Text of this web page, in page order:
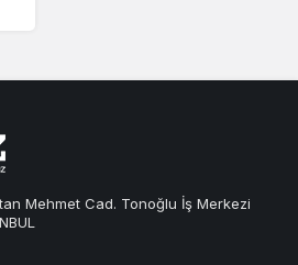
Mehmet Cad. Tonoğlu İş Merkezi